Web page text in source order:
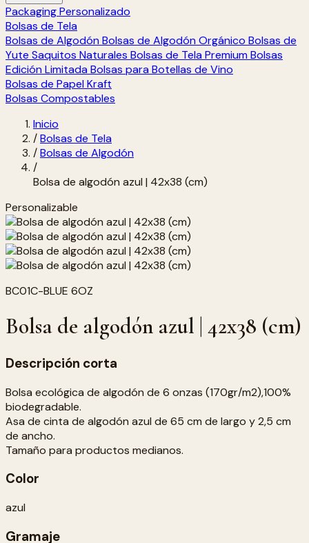
Packaging Personalizado
Bolsas de Tela
Bolsas de Algodón Bolsas de Algodón Orgánico Bolsas de
Yute Saquitos Naturales Bolsas de Tela Premium Bolsas
Edición Limitada Bolsas para Botellas de Vino
Bolsas de Papel Kraft
Bolsas Compostables
Inicio
/Bolsas de Tela
/Bolsas de Algodón
/
Bolsa de algodón azul | 42x38 (cm)
Personalizable
BC01C-BLUE 6OZ
Bolsa de algodón azul | 42x38 (cm)
Descripción corta
Bolsa ecológica de algodón de 6 onzas (170gr/m2),100%
biodegradable.
Asa de cinta de algodón azul de 65 cm de largo y 2,5 cm
de ancho.
Tamaño para productos medianos.
Color
azul
Gramaje